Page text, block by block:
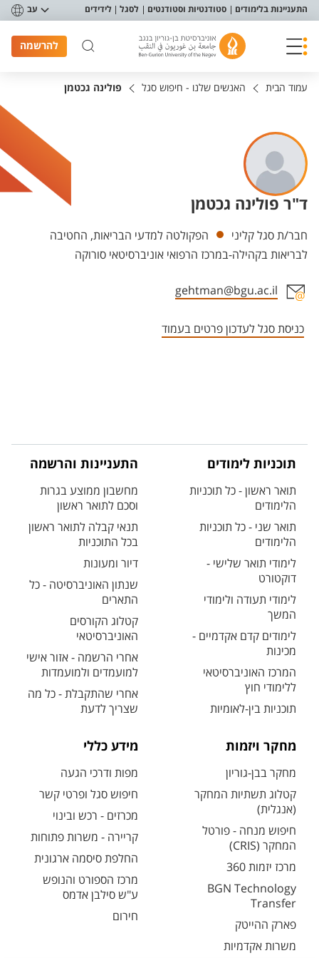
תפריט נגישות
התעניינות בלימודים סטודנטיות וסטודנטים לסגל לידידים עב
להרשמה
עמוד הבית האנשים שלנו - חיפוש סגל פולינה גכטמן
ד"ר פולינה גכטמן
יחידות
חבר/ת סגל קליני
הפקולטה למדעי הבריאות, החטיבה
לבריאות בקהילה-במרכז הרפואי אוניברסיטאי סורוקה
gehtman@bgu.ac.il
כניסת סגל לעדכון פרטים בעמוד
תוכניות לימודים
תואר ראשון - כל תוכניות
הלימודים
תואר שני - כל תוכניות
הלימודים
לימודי תואר שלישי -
דוקטורט
לימודי תעודה ולימודי
המשך
לימודים קדם אקדמיים -
מכינות
המרכז האוניברסיטאי
ללימודי חוץ
תוכניות בין-לאומיות
התעניינות והרשמה
מחשבון ממוצע בגרות
וסכם לתואר ראשון
תנאי קבלה לתואר ראשון
בכל התוכניות
דיור ומעונות
שנתון האוניברסיטה - כל
התארים
קטלוג הקורסים
האוניברסיטאי
אחרי הרשמה - אזור אישי
למועמדים ולמועמדות
אחרי שהתקבלת - כל מה
שצריך לדעת
מחקר ויזמות
מחקר בבן-גוריון
קטלוג תשתיות המחקר
(אנגלית)
חיפוש מנחה - פורטל
המחקר (CRIS)
מרכז יזמות 360
BGN Technology
Transfer
פארק ההייטק
משרות אקדמיות
מידע כללי
מפות ודרכי הגעה
חיפוש סגל ופרטי קשר
מכרזים - רכש ובינוי
קריירה - משרות פתוחות
החלפת סיסמה ארגונית
מרכז הספורט והנופש
ע"ש סילבן אדמס
חירום